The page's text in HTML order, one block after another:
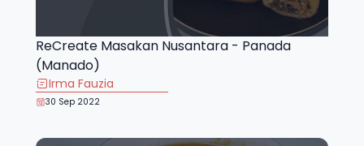
ReCreate Masakan Nusantara - Panada
(Manado)
Irma Fauzia
30 Sep 2022